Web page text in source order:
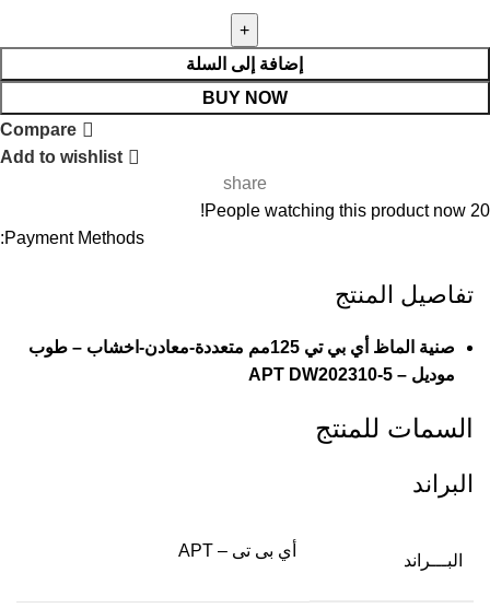
إضافة إلى السلة
BUY NOW
Compare
Add to wishlist
share
20
People watching this product now!
Payment Methods:
تفاصيل المنتج
صنية الماظ أي بي تي 125مم متعددة-معادن-اخشاب – طوب
موديل – APT DW202310-5
السمات للمنتج
البراند
البـــراند
أي بى تى – APT